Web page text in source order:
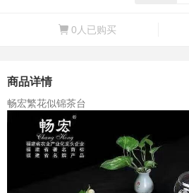
0人已购买
商品详情
畅宏繁花似锦茶台